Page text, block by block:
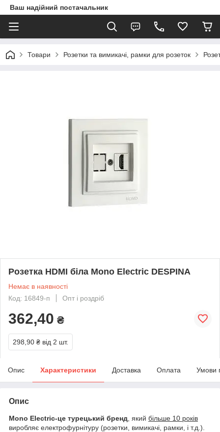
Ваш надійний постачальник
Товари Розетки та вимикачі, рамки для розеток
Розетка HDMI біла Mono Electric DESPINA
Немає в наявності
Код: 16849-п
Опт і роздріб
362,40 ₴
298,90 ₴ від 2 шт.
Опис Характеристики Доставка Оплата Умови
Опис
Mono Electric-це турецький бренд , який більше 10 років
виробляє електрофурнітуру (розетки, вимикачі, рамки, і т.д.).